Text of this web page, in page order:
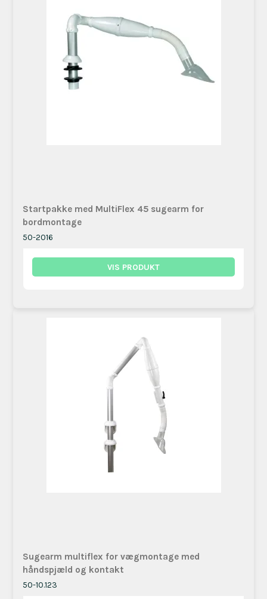
Startpakke med MultiFlex 45 sugearm for
bordmontage
50-2016
VIS PRODUKT
Sugearm multiflex for vægmontage med
håndspjæld og kontakt ​
50-10.123